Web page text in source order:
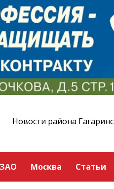
Новости района
Москва Статьи